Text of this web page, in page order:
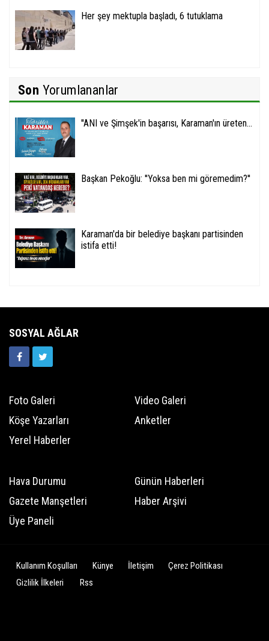
Her şey mektupla başladı, 6 tutuklama
Son Yorumlananlar
''ANI ve Şimşek'in başarısı, Karaman'ın üreten...
Başkan Pekoğlu: ''Yoksa ben mi göremedim?''
Karaman'da bir belediye başkanı partisinden
istifa etti!
SOSYAL AĞLAR
Foto Galeri
Video Galeri
Köşe Yazarları
Anketler
Yerel Haberler
Hava Durumu
Günün Haberleri
Gazete Manşetleri
Haber Arşivi
Üye Paneli
Kullanım Koşulları Künye İletişim
Çerez Politikası
Gizlilik İlkeleri
Rss